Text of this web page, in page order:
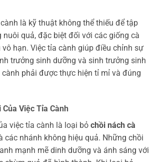
là kỹ thuật không thể thiếu để tập
quả, đặc biệt đối với các giống cà
hạn. Việc tỉa cành giúp điều chỉnh sự
trưởng sinh dưỡng và sinh trưởng sinh
phải được thực hiện tỉ mỉ và đúng
Việc Tỉa Cành
việc tỉa cành là loại bỏ chồi nách cà
các nhánh không hiệu quả. Những chồi
mạnh mẽ dinh dưỡng và ánh sáng với